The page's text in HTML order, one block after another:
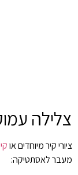
צלילה
ציורי קיר מיוחדים או
מעבר לאסתטיקה: